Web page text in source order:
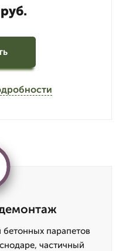
парапетов
частичный